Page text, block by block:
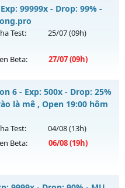
https://muhoalong.pro
chủ
vào 19h ngày
99999x - Drop: 99% -
Test: 25/07(09h)
Beta: 27/07(09h)
https://muhoalong.pro
chủ
6 - Exp: 500x - Drop: 25%
là mê , Open 19:00 hôm
Test: 04/08(13h)
Beta: 06/08(19h)
tục, event cả ngày, vào là